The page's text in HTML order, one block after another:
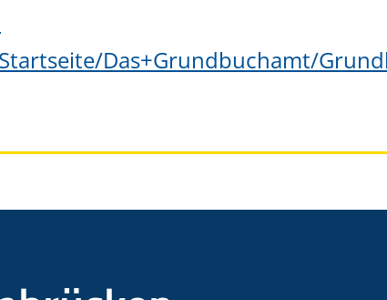
Das+Grundbuchamt/